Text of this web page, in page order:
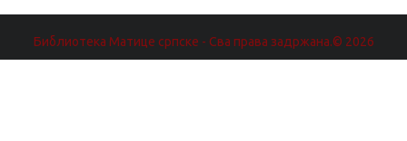
Библиотека Матице српске - Сва права задржана.© 2026